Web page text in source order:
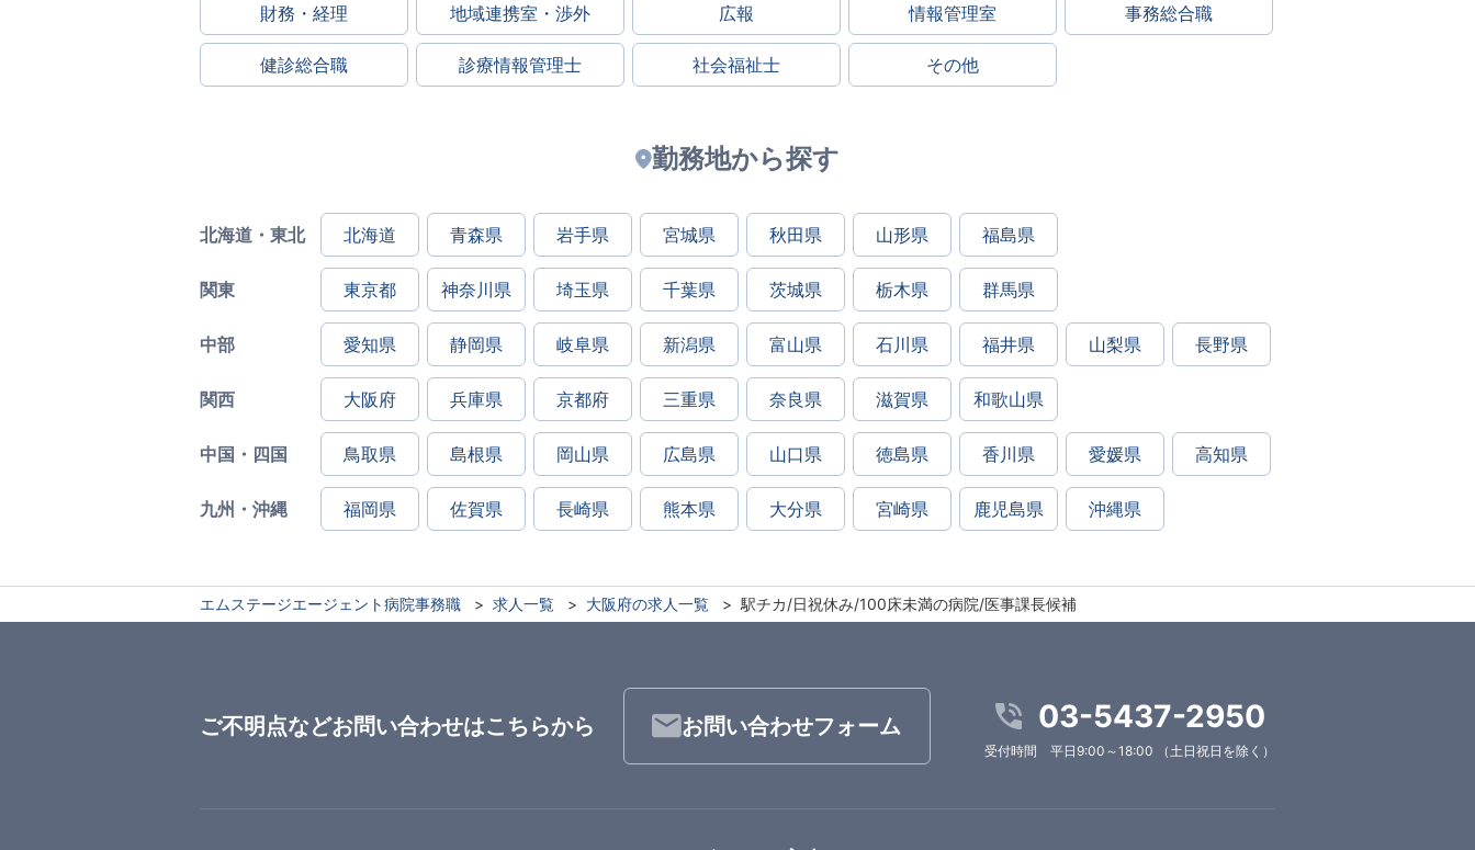
財務・経理 地域連携室・渉外 広報 情報管理室 事務総合職
健診総合職 診療情報管理士 社会福祉士 その他
勤務地から探す
北海道・東北 北海道 青森県 岩手県 宮城県 秋田県 山形県 福島県
関東 東京都 神奈川県 埼玉県 千葉県 茨城県 栃木県 群馬県
中部 愛知県 静岡県 岐阜県 新潟県 富山県 石川県 福井県 山梨県 長野県
関西 大阪府 兵庫県 京都府 三重県 奈良県 滋賀県 和歌山県
中国・四国 鳥取県 島根県 岡山県 広島県 山口県 徳島県 香川県 愛媛県 高知県
九州・沖縄 福岡県 佐賀県 長崎県 熊本県 大分県 宮崎県 鹿児島県 沖縄県
エムステージエージェント病院事務職 求人一覧 大阪府の求人一覧 駅チカ/日祝休み/100床未満の病院/医事課長候補
ご不明点などお問い合わせはこちらから お問い合わせフォーム 03-5437-2950
受付時間 平日9:00～18:00 （土日祝日を除く）